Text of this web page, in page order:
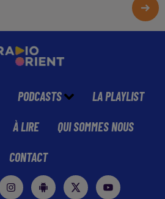
PODCASTS LA PLAYLIST
À LIRE QUI SOMMES NOUS
CONTACT